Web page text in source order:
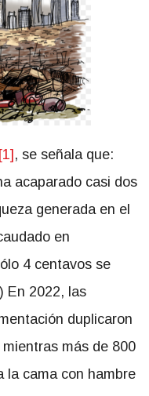
[1] , se señala que:
acaparado casi dos
generada en el
en
4 centavos se
En 2022, las
duplicaron
más de 800
la cama con hambre